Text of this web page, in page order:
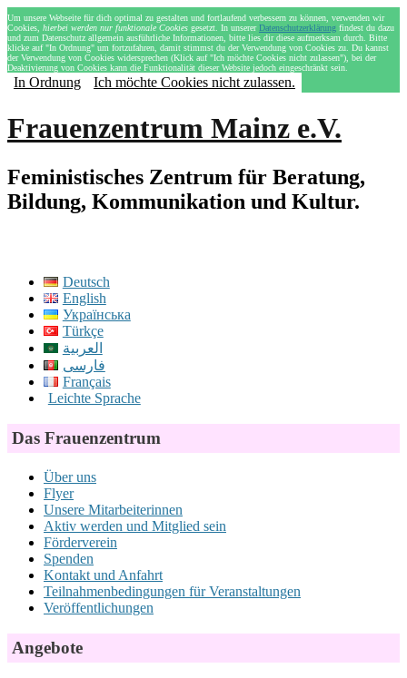
Um unsere Webseite für dich optimal zu gestalten und fortlaufend verbessern zu können, verwenden wir
Cookies, hierbei werden nur funktionale Cookies gesetzt. In unsererDatenschutzerklärung findest du dazu
und zum Datenschutz allgemein ausführliche Informationen, bitte lies dir diese aufmerksam durch. Bitte
klicke auf "In Ordnung" um fortzufahren, damit stimmst du der Verwendung von Cookies zu. Du kannst
der Verwendung von Cookies widersprechen (Klick auf "Ich möchte Cookies nicht zulassen"), bei der
Deaktivierung von Cookies kann die Funktionalität dieser Website jedoch eingeschränkt sein.
In Ordnung Ich möchte Cookies nicht zulassen.
Frauenzentrum Mainz e.V.
Feministisches Zentrum für Beratung,
Bildung, Kommunikation und Kultur.
Deutsch
English
Українська
Türkçe
العربية
فارسی
Français
Leichte Sprache
Das Frauenzentrum
Über uns
Flyer
Unsere Mitarbeiterinnen
Aktiv werden und Mitglied sein
Förderverein
Spenden
Kontakt und Anfahrt
Teilnahmenbedingungen für Veranstaltungen
Veröffentlichungen
Angebote